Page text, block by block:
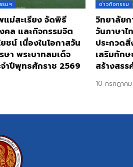
รมฯ
แม่สะเรียง จัดพิธี
คล และกิจกรรมจิต
ชน์ เนื่องในโอกาสวัน
า พระบาทสมเด็จ
จำปีพุทธศักราช 2569
ข่าวกิจกรรม
วิทยาลัย
วันภาษา
ประกวด
เสริมทักษ
สร้างสร
10 กรกฎาค